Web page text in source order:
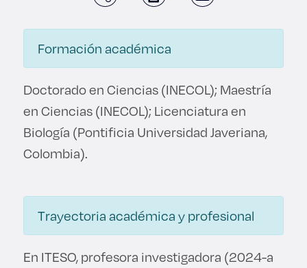
CRUCE
Lo más buscado
Derecho
Formación académica
Doctorado en Ciencias (INECOL); Maestría
en Ciencias (INECOL); Licenciatura en
Biología (Pontificia Universidad Javeriana,
Colombia).
Trayectoria académica y profesional
En ITESO, profesora investigadora (2024-a